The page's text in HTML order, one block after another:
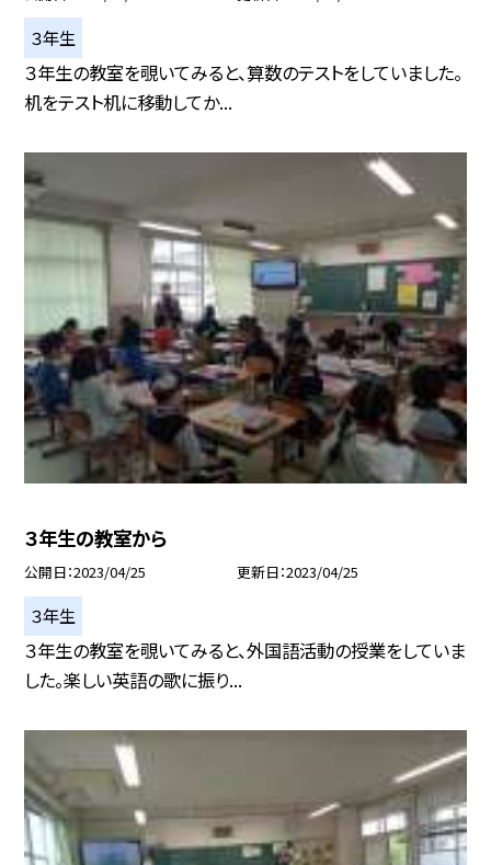
３年生
３年生の教室を覗いてみると、算数のテストをしていました。
机をテスト机に移動してか...
３年生の教室から
公開日 2023/04/25 更新日 2023/04/25
３年生
３年生の教室を覗いてみると、外国語活動の授業をしていま
した。楽しい英語の歌に振り...